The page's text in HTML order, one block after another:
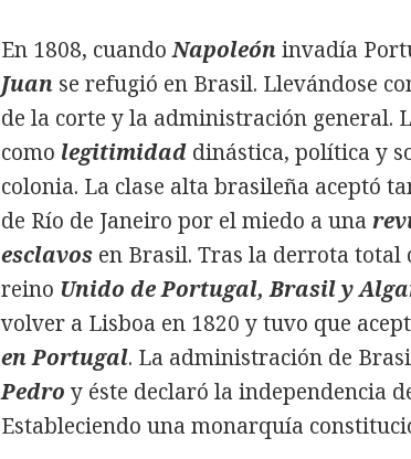
En 1808, cuandoNapoleóninvadía
Juan se refugió en Brasil. Llevándose
de la corte y la administración general.
como legitimidad dinástica, política y
colonia. La clase alta brasileña aceptó
de Río de Janeiro por el miedo a una
esclavos en Brasil. Tras la derrota total
reino Unido de Portugal, Brasil y
volver a Lisboa en 1820 y tuvo que
en Portugal. La administración de
Pedro y éste declaró la independencia
Estableciendo una monarquía